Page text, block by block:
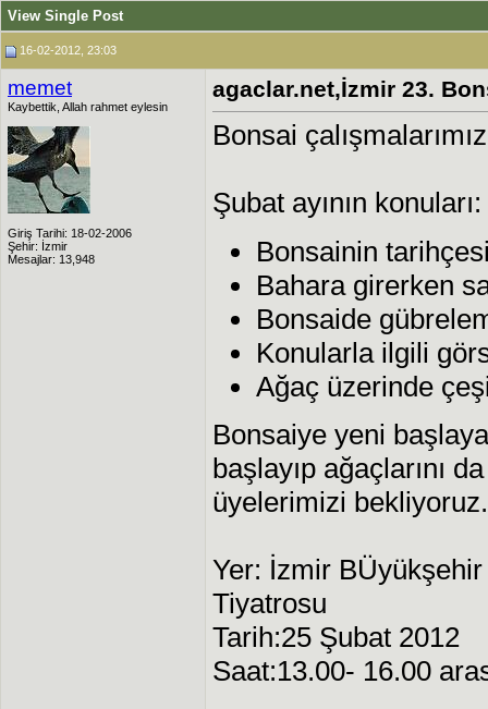
View Single Post
16-02-2012, 23:03
memet
Kaybettik, Allah rahmet eylesin
Giriş Tarihi: 18-02-2006
Şehir: İzmir
Mesajlar: 13,948
agaclar.net,İzmir 23.
Bonsai
Şubat ayının konuları:
Bonsainin
Bahara girerken
Bonsaide
Konularla ilgili
Ağaç üzerinde
Bonsaiye yeni
başlayıp ağaçlarını
üyelerimizi bekliyoruz.
Yer: İzmir
Tiyatrosu
Tarih:25 Şubat 2012
Saat:13.00- 16.00